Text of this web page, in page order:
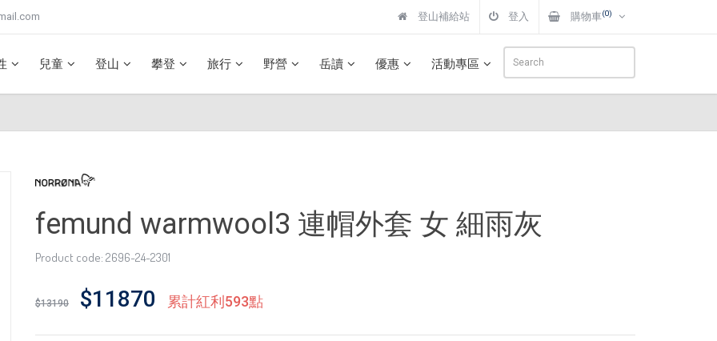
登山補給站 登入 購物車(0)
兒童 登山 攀登 旅行 野營 岳讀 優惠 活動專區
femund warmwool3 連帽外套 女 細雨灰
Product code: 2696-24-2301
$13190 $11870 累計紅利593點